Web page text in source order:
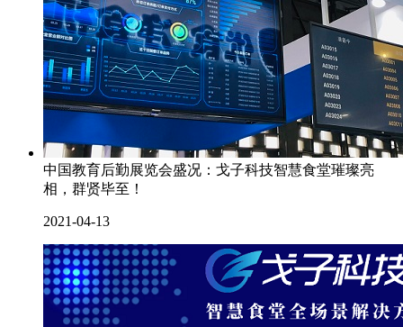
中国教育后勤展览会盛况：戈子科技智慧食堂璀璨亮
相，群贤毕至！
2021-04-13